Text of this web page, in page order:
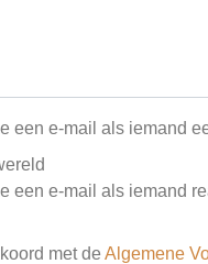
een e-mail als iemand
een e-mail als iemand
met de Algemene